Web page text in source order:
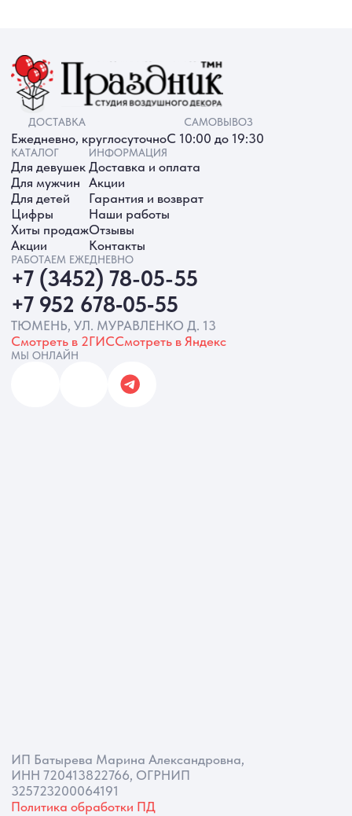
ИП Батырева Марина Александровна,
ИНН 720413822766, ОГРНИП
325723200064191
Политика обработки ПД
Согласие на обработку ПД
Политика Cookie
Согласие на рекламную рассылку
Разработка сайта